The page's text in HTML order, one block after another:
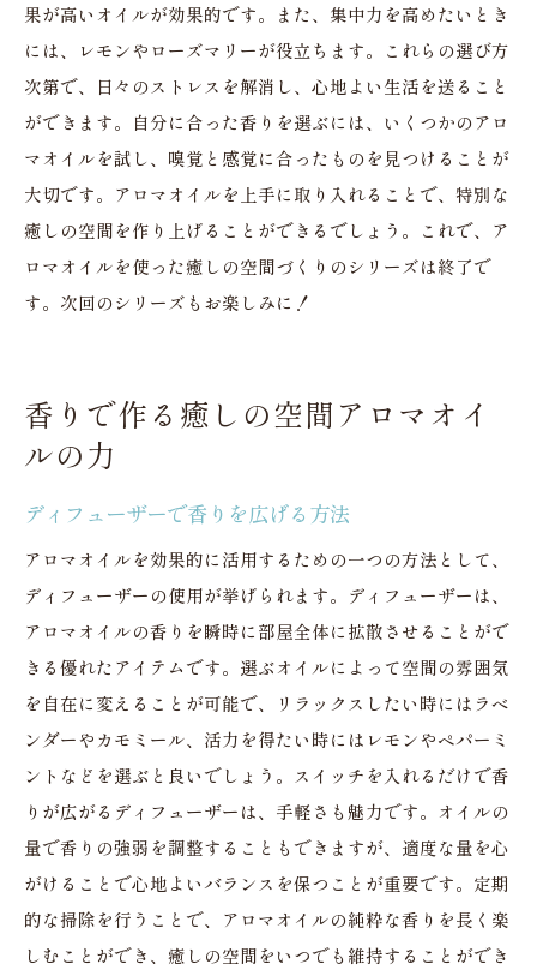
果が高いオイルが効果的です。また、集中力を高めたいとき
には、レモンやローズマリーが役立ちます。これらの選び方
次第で、日々のストレスを解消し、心地よい生活を送ること
ができます。自分に合った香りを選ぶには、いくつかのアロ
マオイルを試し、嗅覚と感覚に合ったものを見つけることが
大切です。アロマオイルを上手に取り入れることで、特別な
癒しの空間を作り上げることができるでしょう。これで、ア
ロマオイルを使った癒しの空間づくりのシリーズは終了で
す。次回のシリーズもお楽しみに！
香りで作る癒しの空間アロマオイ
ルの力
ディフューザーで香りを広げる方法
アロマオイルを効果的に活用するための一つの方法として、
ディフューザーの使用が挙げられます。ディフューザーは、
アロマオイルの香りを瞬時に部屋全体に拡散させることがで
きる優れたアイテムです。選ぶオイルによって空間の雰囲気
を自在に変えることが可能で、リラックスしたい時にはラベ
ンダーやカモミール、活力を得たい時にはレモンやペパーミ
ントなどを選ぶと良いでしょう。スイッチを入れるだけで香
りが広がるディフューザーは、手軽さも魅力です。オイルの
量で香りの強弱を調整することもできますが、適度な量を心
がけることで心地よいバランスを保つことが重要です。定期
的な掃除を行うことで、アロマオイルの純粋な香りを長く楽
しむことができ、癒しの空間をいつでも維持することができ